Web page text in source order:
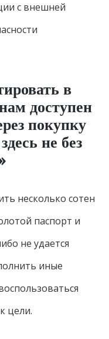
с внешней
в
доступен
покупку
не без
несколько сотен
паспорт и
не удается
иные
цели.